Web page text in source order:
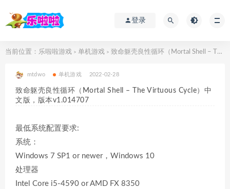
登录
当前位置： 乐啦啦游戏 > 单机游戏 > 致命躯壳良性循环（Mortal Shell – The Virtuous Cycle）中文版，版本v1.014707
mtdwo 单机游戏 2022-02-28
致命躯壳良性循环（Mortal Shell – The Virtuous Cycle）中
文版，版本v1.014707
最低系统配置要求:
系统：
Windows 7 SP1 or newer，Windows 10
处理器
Intel Core i5-4590 or AMD FX 8350